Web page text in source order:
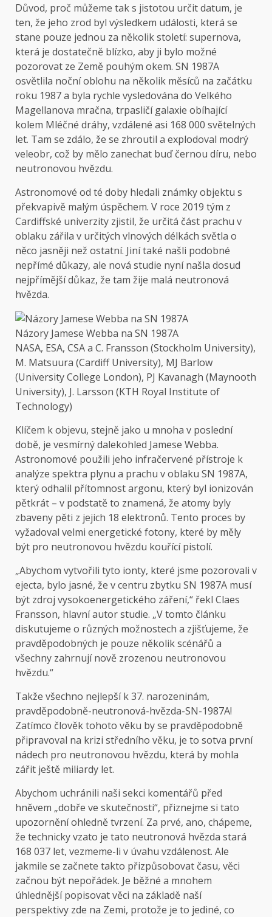
Důvod, proč můžeme tak s jistotou určit datum, je
ten, že jeho zrod byl výsledkem události, která se
stane pouze jednou za několik století: supernova,
která je dostatečně blízko, aby ji bylo možné
pozorovat ze Země pouhým okem. SN 1987A
osvětlila noční oblohu na několik měsíců na začátku
roku 1987 a byla rychle vysledována do Velkého
Magellanova mračna, trpasličí galaxie obíhající
kolem Mléčné dráhy, vzdálené asi 168 000 světelných
let. Tam se zdálo, že se zhroutil a explodoval modrý
veleobr, což by mělo zanechat buď černou díru, nebo
neutronovou hvězdu.
Astronomové od té doby hledali známky objektu s
překvapivě malým úspěchem. V roce 2019 tým z
Cardiffské univerzity zjistil, že určitá část prachu v
oblaku zářila v určitých vlnových délkách světla o
něco jasněji než ostatní. Jiní také našli podobné
nepřímé důkazy, ale nová studie nyní našla dosud
nejpřímější důkaz, že tam žije malá neutronová
hvězda.
Názory Jamese Webba na SN 1987A
NASA, ESA, CSA a C. Fransson (Stockholm University),
M. Matsuura (Cardiff University), MJ Barlow
(University College London), PJ Kavanagh (Maynooth
University), J. Larsson (KTH Royal Institute of
Technology)
Klíčem k objevu, stejně jako u mnoha v poslední
době, je vesmírný dalekohled Jamese Webba.
Astronomové použili jeho infračervené přístroje k
analýze spektra plynu a prachu v oblaku SN 1987A,
který odhalil přítomnost argonu, který byl ionizován
pětkrát – v podstatě to znamená, že atomy byly
zbaveny pěti z jejich 18 elektronů. Tento proces by
vyžadoval velmi energetické fotony, které by měly
být pro neutronovou hvězdu kouřící pistolí.
„Abychom vytvořili tyto ionty, které jsme pozorovali v
ejecta, bylo jasné, že v centru zbytku SN 1987A musí
být zdroj vysokoenergetického záření,“ řekl Claes
Fransson, hlavní autor studie. „V tomto článku
diskutujeme o různých možnostech a zjišťujeme, že
pravděpodobných je pouze několik scénářů a
všechny zahrnují nově zrozenou neutronovou
hvězdu.“
Takže všechno nejlepší k 37. narozeninám,
pravděpodobně-neutronová-hvězda-SN-1987A!
Zatímco člověk tohoto věku by se pravděpodobně
připravoval na krizi středního věku, je to sotva první
nádech pro neutronovou hvězdu, která by mohla
zářit ještě miliardy let.
Abychom uchránili naši sekci komentářů před
hněvem „dobře ve skutečnosti“, přiznejme si tato
upozornění ohledně tvrzení. Za prvé, ano, chápeme,
že technicky vzato je tato neutronová hvězda stará
168 037 let, vezmeme-li v úvahu vzdálenost. Ale
jakmile se začnete takto přizpůsobovat času, věci
začnou být nepořádek. Je běžné a mnohem
úhlednější popisovat věci na základě naší
perspektivy zde na Zemi, protože je to jediné, co